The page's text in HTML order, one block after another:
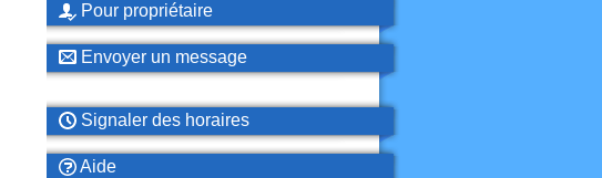
Pour propriétaire
Envoyer un message
Signaler des horaires
Aide